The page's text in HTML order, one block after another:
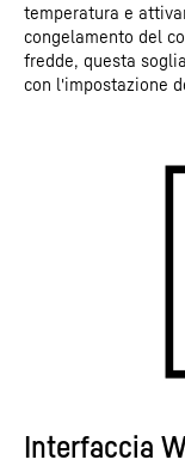
temperatura e
congelamento del
fredde, questa
con l'impostazione
Interfaccia